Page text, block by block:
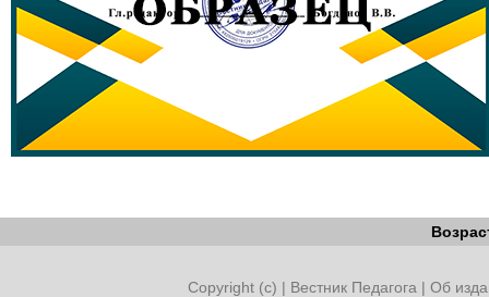
Copyright (c) | Вестник Педагога | Об